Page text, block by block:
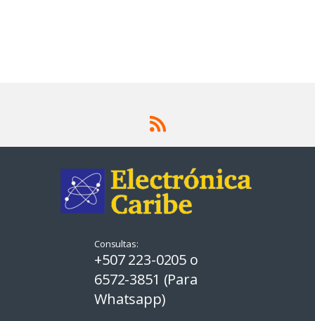
Consultas:
+507 223-0205 o
6572-3851 (Para
Whatsapp)